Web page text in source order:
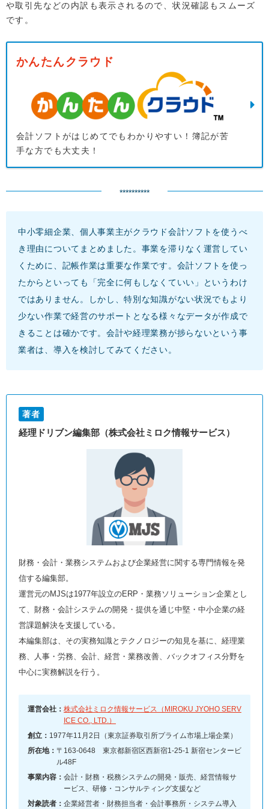
や取引先などの内訳も表示されるので、状況確認もスムーズ
です。
かんたんクラウド
会計ソフトがはじめてでもわかりやすい！簿記が苦
手な方でも大丈夫！
**********
中小零細企業、個人事業主がクラウド会計ソフトを使うべ
き理由についてまとめました。事業を滞りなく運営してい
くために、記帳作業は重要な作業です。会計ソフトを使っ
たからといっても「完全に何もしなくていい」というわけ
ではありません。しかし、特別な知識がない状況でもより
少ない作業で経営のサポートとなる様々なデータが作成で
きることは確かです。会計や経理業務が捗らないという事
業者は、導入を検討してみてください。
著者
経理ドリブン編集部（株式会社ミロク情報サービス）
財務・会計・業務システムおよび企業経営に関する専門情報を発
信する編集部。
運営元のMJSは1977年設立のERP・業務ソリューション企業とし
て、財務・会計システムの開発・提供を通じ中堅・中小企業の経
営課題解決を支援している。
本編集部は、その実務知識とテクノロジーの知見を基に、経理業
務、人事・労務、会計、経営・業務改善、バックオフィス分野を
中心に実務解説を行う。
運営会社： 株式会社ミロク情報サービス（MIROKU JYOHO SERV
ICE CO., LTD.）
創立： 1977年11月2日（東京証券取引所プライム市場上場企業）
所在地： 〒163-0648 東京都新宿区西新宿1-25-1 新宿センタービ
ル48F
事業内容： 会計・財務・税務システムの開発・販売、経営情報サ
ービス、研修・コンサルティング支援など
対象読者： 企業経営者・財務担当者・会計事務所・システム導入